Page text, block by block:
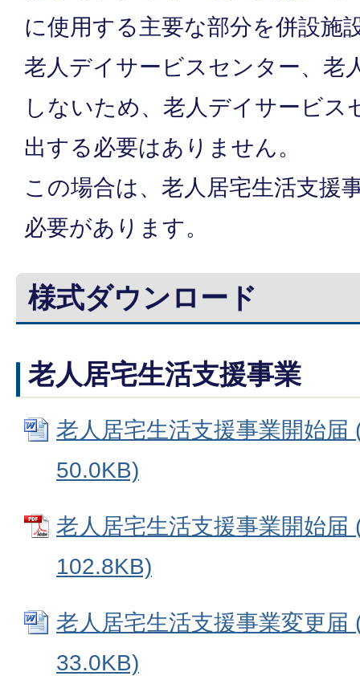
に使用する主要な部分を併設施
老人デイサービスセンター、老
しないため、老人デイサービス
出する必要はありません。
この場合は、老人居宅生活支援
必要があります。
様式ダウンロード
老人居宅生活支援事業
老人居宅生活支援事業開始届
50.0KB)
老人居宅生活支援事業開始届
102.8KB)
老人居宅生活支援事業変更届
33.0KB)